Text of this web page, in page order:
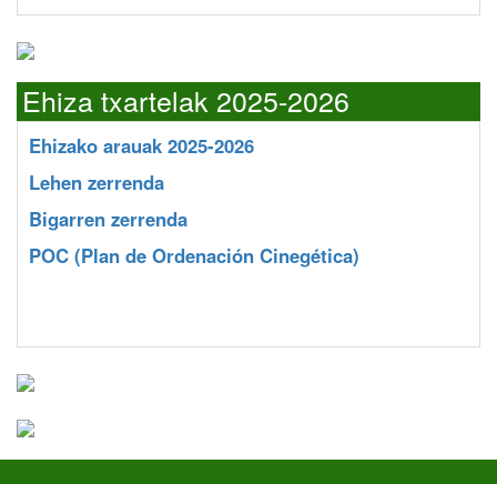
Ehiza txartelak 2025-2026
Ehizako arauak 2025-2026
Lehen zerrenda
Bigarren zerrenda
POC (Plan de Ordenación Cinegética)